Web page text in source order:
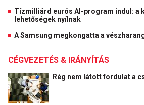
Tízmilliárd eurós AI-program indul: a
lehetőségek nyílnak
A Samsung megkongatta a
CÉGVEZETÉS & IRÁNYÍTÁS
Rég nem látott fordulat a